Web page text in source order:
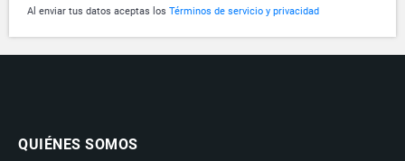
Al enviar tus datos aceptas los Términos de servicio y privacidad
QUIÉNES SOMOS